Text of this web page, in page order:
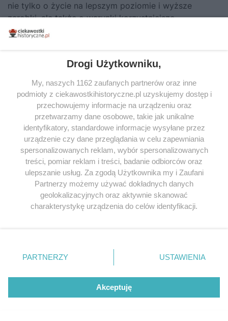
nie tylko o życie na lepszym poziomie i wyższe
zarobki, ale także o warunki korzystniejsze
do rozwoju talentu sportowego.
Drogi Użytkowniku,
My, naszych 1162 zaufanych partnerów oraz inne
podmioty z ciekawostkihistoryczne.pl uzyskujemy dostęp i
przechowujemy informacje na urządzeniu oraz
przetwarzamy dane osobowe, takie jak unikalne
identyfikatory, standardowe informacje wysyłane przez
urządzenie czy dane przeglądania w celu zapewniania
spersonalizowanych reklam, wybór spersonalizowanych
treści, pomiar reklam i treści, badanie odbiorców oraz
ulepszanie usług. Za zgodą Użytkownika my i Zaufani
Partnerzy możemy używać dokładnych danych
geolokalizacyjnych oraz aktywnie skanować
charakterystykę urządzenia do celów identyfikacji.
zmienić/wycofać klikając przycisk ustawień prywatności
znajdujący się w lewym dolnym rogu strony
. Niektóre
użytkownika, ale masz prawo sprzeciwić się takiemu
przetwarzaniu. Preferencje będą miały zastosowania tylko
PARTNERZY USTAWIENIA
Akceptuję